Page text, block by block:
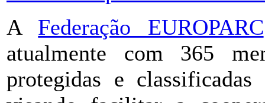
A Federação EUROPARC
atualmente com 365
protegidas e